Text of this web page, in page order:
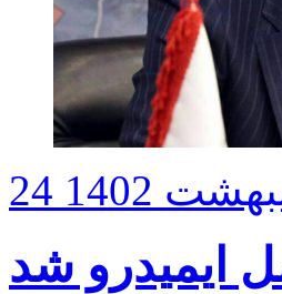
1402
ایمیدرو شد